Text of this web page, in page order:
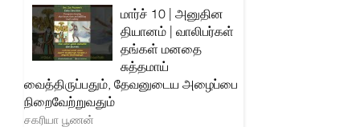
மார்ச் 10 | அனுதின
தியானம் | வாலிபர்கள்
தங்கள் மனதை
சுத்தமாய்
வைத்திருப்பதும், தேவனுடைய அழைப்பை
நிறைவேற்றுவதும்
சகரியா பூணன்